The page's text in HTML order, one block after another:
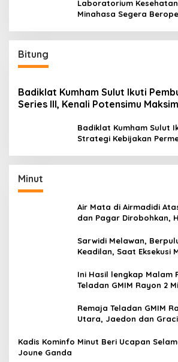
Laboratorium
Minahasa Segera
Bitung
Badiklat Kumham Sulut Ikuti
Series III, Kenali Potensimu
Badiklat Kumham Sulut
Strategi Kebijakan
Minut
Air Mata di Airmadidi
dan Pagar Dirobohkan,
Sarwidi Melawan,
Keadilan, Saat Eksekusi
Ini Hasil lengkap Malam
Teladan GMIM Rayon 2
Remaja Teladan GMIM
Utara, Jaedon dan
Kadis Kominfo Minut Beri Ucapan
Joune Ganda